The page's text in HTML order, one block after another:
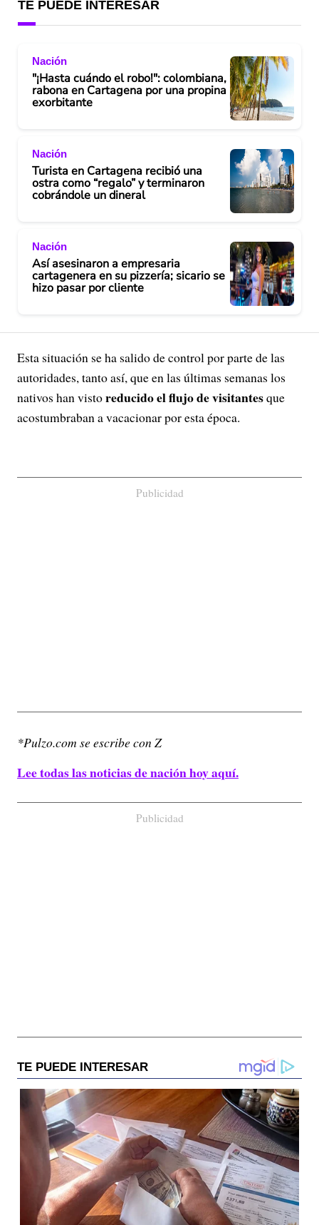
TE PUEDE INTERESAR
Nación
"¡Hasta cuándo el robo!": colombiana,
rabona en Cartagena por una propina
exorbitante
Nación
Turista en Cartagena recibió una
ostra como “regalo” y terminaron
cobrándole un dineral
Nación
Así asesinaron a empresaria
cartagenera en su pizzería; sicario se
hizo pasar por cliente
Esta situación se ha salido de control por parte de las
autoridades, tanto así, que en las últimas semanas los
nativos han vistoreducido el flujo de visitantesque
acostumbraban a vacacionar por esta época.
Publicidad
*Pulzo.com se escribe con Z
Lee todas las noticias de nación hoy aquí.
Publicidad